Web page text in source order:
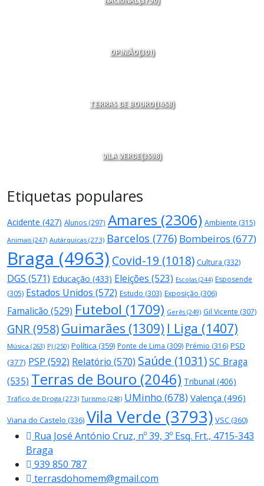
OPINIÃO(301)
TERRAS DE BOURO(1458)
VILA VERDE(3598)
Etiquetas populares
Acidente (427) Alunos (297) Amares (2306) Ambiente (315)
Animais (247) Autárquicas (273) Barcelos (776) Bombeiros (677)
Braga (4963) Covid-19 (1018) Cultura (332)
DGS (571) Educação (433) Eleições (523) Escolas (244) Esposende
(305) Estados Unidos (572) Estudo (303) Exposição (306)
Famalicão (529) Futebol (1709) Gerês (249) Gil Vicente (307)
GNR (958)Guimarães (1309) I Liga (1407)
Música (263) PJ (250) Política (359) Ponte de Lima (309) Prémio (316) PSD
(377) PSP (592) Relatório (570) Saúde (1031)SC Braga
(535) Terras de Bouro (2046) Tribunal (406)
Tráfico de Droga (273) Turismo (248) UMinho (678) Valença (496)
Viana do Castelo (336) Vila Verde (3793) VSC(360)
Rua José António Cruz, nº 39, 3º Esq. Frt., 4715-343
Braga
939 850 787
terrasdohomem@gmail.com